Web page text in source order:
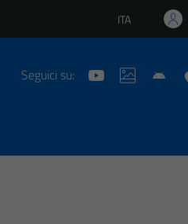
Lingua attiva:
ITA
Seguici su: